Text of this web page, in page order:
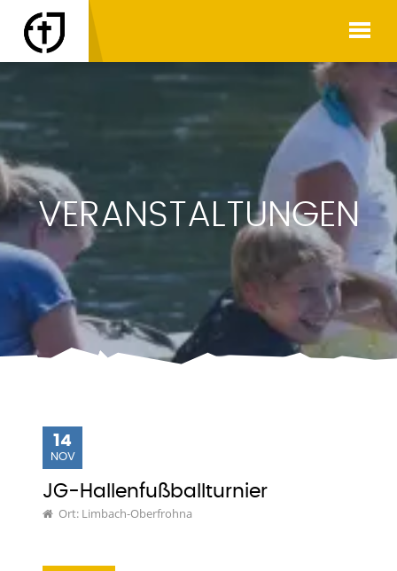
VERANSTALTUNGEN
14
NOV
JG-Hallenfußballturnier
Ort: Limbach-Oberfrohna